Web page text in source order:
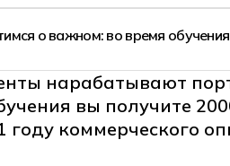
о важном: во время
нарабатывают
вы получите
году коммерческого